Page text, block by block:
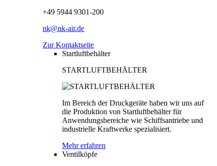
+49 5944 9301-200
nk@nk-air.de
Zur Kontaktseite
Startluftbehälter
STARTLUFTBEHÄLTER
Im Bereich der Druckgeräte haben wir uns auf
die Produktion von Startluftbehälter für
Anwendungsbereiche wie Schiffsantriebe und
industrielle Kraftwerke spezialisiert.
Mehr erfahren
Ventilköpfe